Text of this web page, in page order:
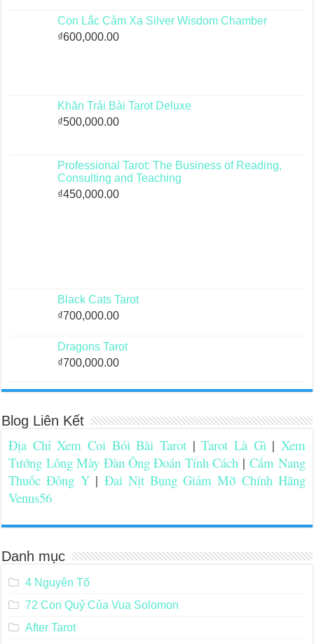
Con Lắc Cảm Xạ Silver Wisdom Chamber
₫600,000.00
Khăn Trải Bài Tarot Deluxe
₫500,000.00
Professional Tarot: The Business of Reading,
Consulting and Teaching
₫450,000.00
Black Cats Tarot
₫700,000.00
Dragons Tarot
₫700,000.00
Blog Liên Kết
Địa Chỉ Xem Coi Bói Bài Tarot |Tarot Là Gì| Xem
Tướng Lông Mày Đàn Ông Đoán Tính Cách |Cẩm Nang
Thuốc Đông Y| Đai Nịt Bụng Giảm Mỡ Chính Hãng
Venus56
Danh mục
4 Nguyên Tố
72 Con Quỷ Của Vua Solomon
After Tarot